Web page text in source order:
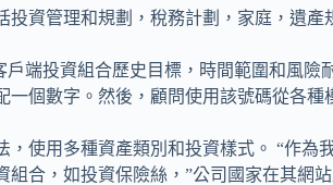
資管理和規劃，稅務計劃，家庭，遺產
端投資組合歷史目標，時間範圍和風險
一個數字。然後，顧問使用該號碼從各種
，使用多種資產類別和投資樣式。 “作為
合，如投資保險絲，”公司國家在其網站